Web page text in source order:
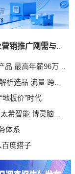
跨市场运营三重能力
板价”时代
科技 强脑科技 光粒科技
体系
百度搭子